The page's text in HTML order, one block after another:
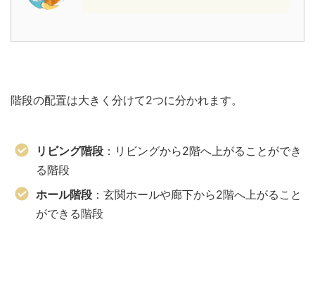
階段の配置は大きく分けて2つに分かれます。
リビング階段 ：リビングから2階へ上がることができ
る階段
ホール階段 ：玄関ホールや廊下から2階へ上がること
ができる階段